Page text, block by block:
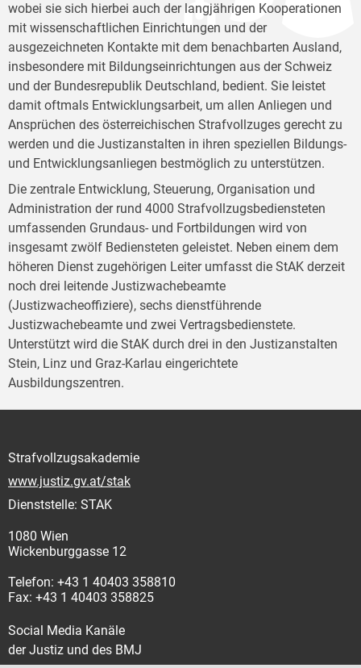
wobei sie sich hierbei auch der langjährigen Kooperationen
mit wissenschaftlichen Einrichtungen und der
ausgezeichneten Kontakte mit dem benachbarten Ausland,
insbesondere mit Bildungseinrichtungen aus der Schweiz
und der Bundesrepublik Deutschland, bedient. Sie leistet
damit oftmals Entwicklungsarbeit, um allen Anliegen und
Ansprüchen des österreichischen Strafvollzuges gerecht zu
werden und die Justizanstalten in ihren speziellen Bildungs-
und Entwicklungsanliegen bestmöglich zu unterstützen.
Die zentrale Entwicklung, Steuerung, Organisation und
Administration der rund 4000 Strafvollzugsbediensteten
umfassenden Grundaus- und Fortbildungen wird von
insgesamt zwölf Bediensteten geleistet. Neben einem dem
höheren Dienst zugehörigen Leiter umfasst die StAK derzeit
noch drei leitende Justizwachebeamte
(Justizwacheoffiziere), sechs dienstführende
Justizwachebeamte und zwei Vertragsbedienstete.
Unterstützt wird die StAK durch drei in den Justizanstalten
Stein, Linz und Graz-Karlau eingerichtete
Ausbildungszentren.
Strafvollzugsakademie
www.justiz.gv.at/stak
Dienststelle: STAK
1080 Wien
Wickenburggasse 12
Telefon: +43 1 40403 358810
Fax: +43 1 40403 358825
Social Media Kanäle
der Justiz und des BMJ